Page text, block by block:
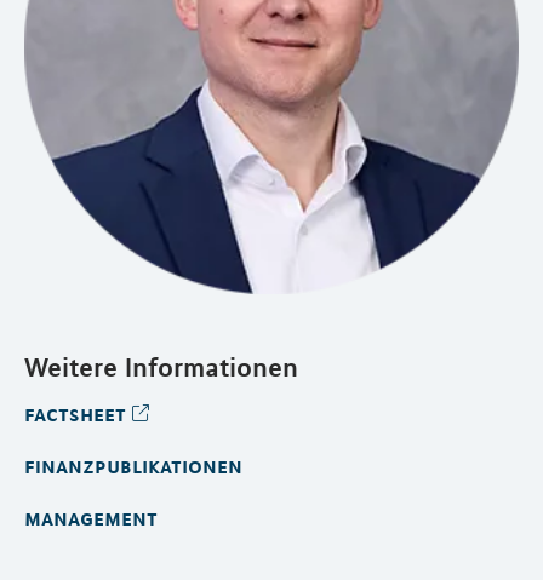
Weitere Informationen
factsheet
finanzpublikationen
management